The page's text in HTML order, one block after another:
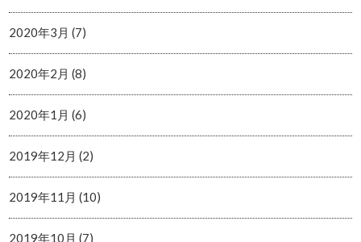
2020年3月 (7)
2020年2月 (8)
2020年1月 (6)
2019年12月 (2)
2019年11月 (10)
2019年10月 (7)